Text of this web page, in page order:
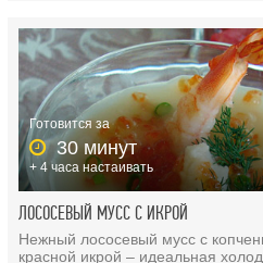
Готовится за
30 минут
+ 4 часа настаивать
ЛОСОСЕВЫЙ МУСС С ИКРОЙ
Нежный лососевый мусс с
красной икрой – идеальная